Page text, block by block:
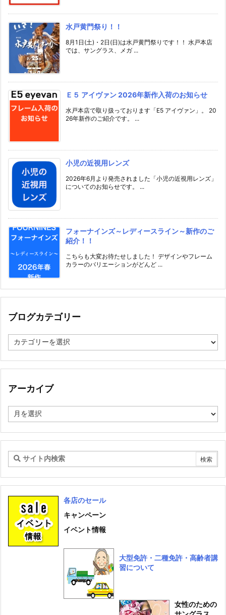
水戸黄門祭り！！
8月1日(土)・2日(日)は水戸黄門祭りです！！ 水戸本店
では、サングラス、メガ ...
Ｅ５ アイヴァン 2026年新作入荷のお知らせ
水戸本店で取り扱っております「E5 アイヴァン」。 20
26年新作のご紹介です。 ...
小児の近視用レンズ
2026年6月より発売されました「小児の近視用レンズ」
についてのお知らせです。 ...
フォーナインズ～レディースライン～新作のご
紹介！！
こちらも大変お待たせしました！ デザインやフレーム
カラーのバリエーションがどんど ...
ブログカテゴリー
ロ
カ
ゴ
ー
アーカイブ
ー
イ
各店のセール
キャンペーン
イベント情報
大型免許・二種免許・高齢者講
習について
女性のための